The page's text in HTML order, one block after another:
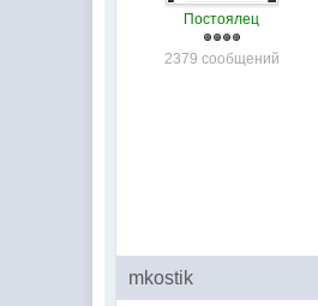
Постоялец
2379 сообщений
mkostik